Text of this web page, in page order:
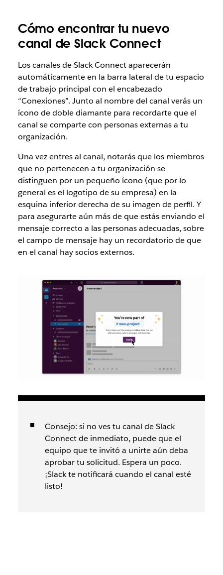
Cómo encontrar tu nuevo
canal de Slack Connect
Los canales de Slack Connect aparecerán
automáticamente en la barra lateral de tu espacio
de trabajo principal con el encabezado
“Conexiones”. Junto al nombre del canal verás un
ícono de doble diamante para recordarte que el
canal se comparte con personas externas a tu
organización.
Una vez entres al canal, notarás que los miembros
que no pertenecen a tu organización se
distinguen por un pequeño ícono (que por lo
general es el logotipo de su empresa) en la
esquina inferior derecha de su imagen de perfil. Y
para asegurarte aún más de que estás enviando el
mensaje correcto a las personas adecuadas, sobre
el campo de mensaje hay un recordatorio de que
en el canal hay socios externos.
Consejo: si no ves tu canal de Slack
Connect de inmediato, puede que el
equipo que te invitó a unirte aún deba
aprobar tu solicitud. Espera un poco.
¡Slack te notificará cuando el canal esté
listo!